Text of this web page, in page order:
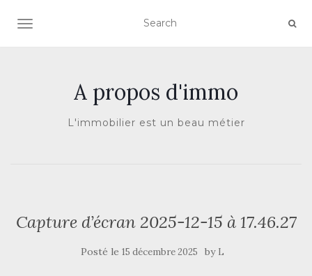
AFFICHER/MASQUER LA NAVIGATION
A propos d'immo
L'immobilier est un beau métier
Capture d’écran 2025-12-15 à 17.46.27
Posté le 15 décembre 2025 by L